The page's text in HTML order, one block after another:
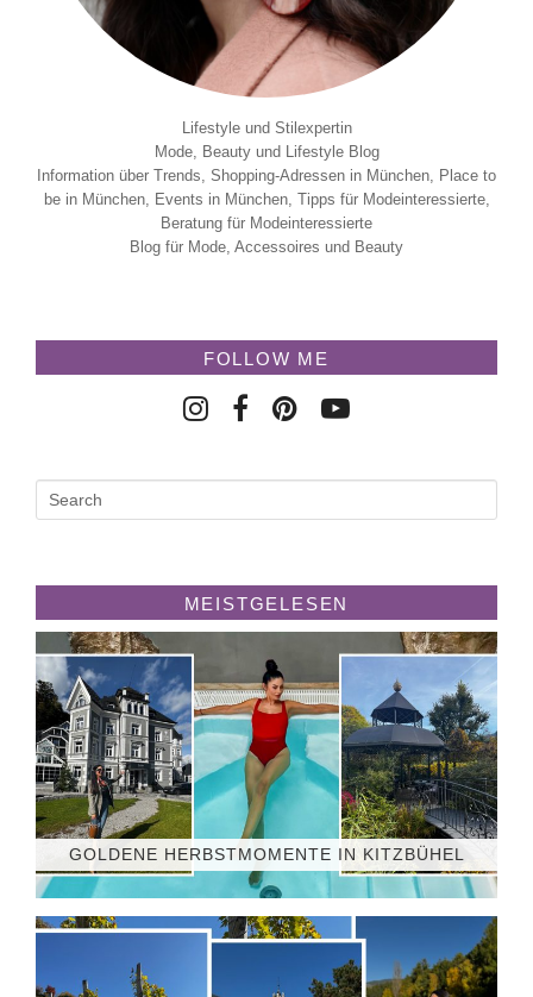
Lifestyle und Stilexpertin
Mode, Beauty und Lifestyle Blog
Information über Trends, Shopping-Adressen in München, Place to
be in München, Events in München, Tipps für Modeinteressierte,
Beratung für Modeinteressierte
Blog für Mode, Accessoires und Beauty
FOLLOW ME
MEISTGELESEN
GOLDENE HERBSTMOMENTE IN KITZBÜHEL